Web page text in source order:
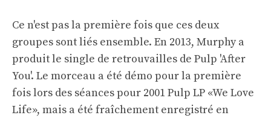
Ce n'est pas la première fois que ces deux
groupes sont liés ensemble. En 2013, Murphy a
produit le single de retrouvailles de Pulp 'After
You'. Le morceau a été démo pour la première
fois lors des séances pour 2001 Pulp LP «We Love
Life», mais a été fraîchement enregistré en